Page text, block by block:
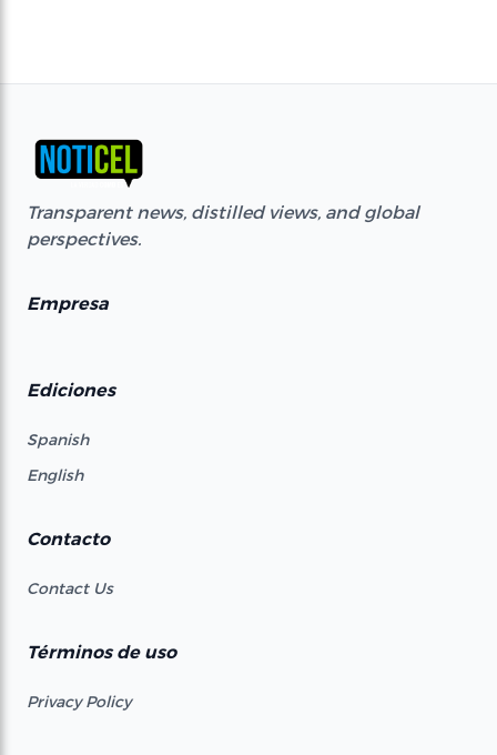
Transparent news, distilled views, and global
perspectives.
Empresa
Ediciones
Spanish
English
Contacto
Contact Us
Términos de uso
Privacy Policy